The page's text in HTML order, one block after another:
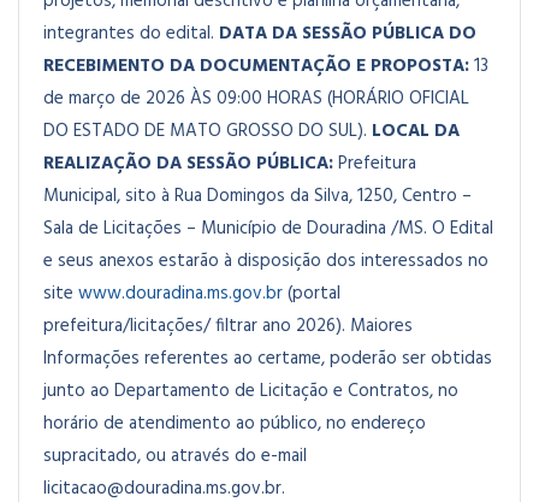
integrantes do edital. DATA DA SESSÃO PÚBLICA DO
RECEBIMENTO DA DOCUMENTAÇÃO E PROPOSTA:13
de março de 2026 ÀS 09:00 HORAS (HORÁRIO OFICIAL
DO ESTADO DE MATO GROSSO DO SUL). LOCAL DA
REALIZAÇÃO DA SESSÃO PÚBLICA:Prefeitura
Municipal, sito à Rua Domingos da Silva, 1250, Centro –
Sala de Licitações – Município de Douradina /MS. O Edital
e seus anexos estarão à disposição dos interessados no
site www.douradina.ms.gov.br(portal
prefeitura/licitações/ filtrar ano 2026). Maiores
Informações referentes ao certame, poderão ser obtidas
junto ao Departamento de Licitação e Contratos, no
horário de atendimento ao público, no endereço
supracitado, ou através do e-mail
licitacao@douradina.ms.gov.br.